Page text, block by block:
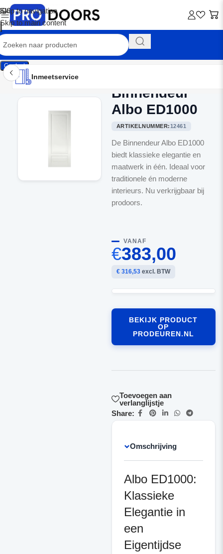
Skip to navigation
Skip to main content
Contact
Inmeetservice
Montageservice
Advies op maat
Showroom
Inmeetservice
Binnendeur
Albo ED1000
ARTIKELNUMMER:12461
De Binnendeur Albo ED1000
biedt klassieke elegantie en
maatwerk in één. Ideaal voor
traditionele én moderne
interieurs. Nu verkrijgbaar bij
prodoors.
VANAF
€383,00
€ 316,53excl. BTW
BEKIJK PRODUCT
OP
PRODEUREN.NL
Toevoegen aan
verlanglijstje
Share:
Omschrijving
Albo ED1000:
Klassieke
Elegantie in
een
Eigentijdse